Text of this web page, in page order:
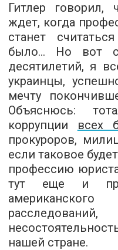
Гитлер
ждет, когда
станет
было… Но вот
десятилетий, я
украинцы,
мечту
Объяснюсь:
коррупции всех
прокуроров,
если таковое
профессию
тут еще и
нашей стране.